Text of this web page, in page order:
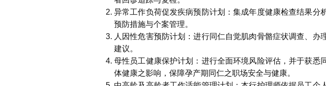
异常工作负荷促发疾病预防计划：集成年度健康检查结果
预防措施与个案管理。
人因性危害预防计划：进行同仁自觉肌肉骨骼症状调查、
建议。
母性员工健康保护计划：进行全面环境风险评估，并于获
体健康之影响，保障孕产期同仁之职场安全与健康。